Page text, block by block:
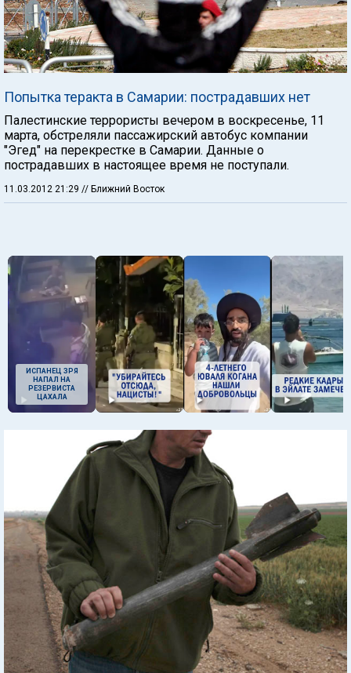
Попытка теракта в Самарии: пострадавших нет
Палестинские террористы вечером в воскресенье, 11
марта, обстреляли пассажирский автобус компании
"Эгед" на перекрестке в Самарии. Данные о
пострадавших в настоящее время не поступали.
11.03.2012 21:29 // Ближний Восток
ИСПАНЕЦ ЗРЯ
НАПАЛ НА
РЕЗЕРВИСТА
ЦАХАЛА